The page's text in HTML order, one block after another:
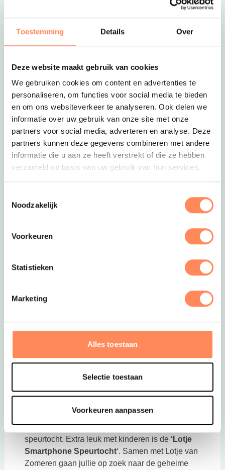
Toestemming Details Over
Deze website maakt gebruik van cookies
We gebruiken cookies om content en advertenties te
personaliseren, om functies voor social media te bieden
en om ons websiteverkeer te analyseren. Ook delen we
informatie over uw gebruik van onze site met onze
partners voor social media, adverteren en analyse. Deze
partners kunnen deze gegevens combineren met andere
informatie die u aan ze heeft verstrekt of die ze hebben
verzameld op basis van uw gebruik van hun services.
Noodzakelijk
Voorkeuren
Statistieken
Marketing
Alles toestaan
Selectie toestaan
Voorkeuren aanpassen
Deze link opent in een nieuwe tab
6. Huis met privé bos in de Drentse natuur
Vlakbij het Drentse dorpje Roderesch staat dit
prachtige huis ‘Landweer’in chaletstijl. En huur
je dit vakantiehuis, dan huur je ook meteen het
bos eromheen! Klinkt dat niet heerlijk; ’s
ochtends na het ontbijt een wandeling maken in
je eigen bos?Lees meer over vakantiehuis
LandweerDeze link opent in een nieuwe tab
Midden in de groene Gelderse Vallei ligt
Landgoed Ruwinkel, vlak bij de Hoge Veluwe.
een kleinschalig vakantiepark, omringd door
weilanden en bos. Kinderen rennen zo het gras
op, spelen in de speeltuinen of duiken het
de rust en de ruimte. Vanuit het park fiets je zó de
natuur in voor een fijne gezinswandeling of
speurtocht. Extra leuk met kinderen is de ‘Lotje
Smartphone Speurtocht‘. Samen met Lotje van
Zomeren gaan jullie op zoek naar de geheime